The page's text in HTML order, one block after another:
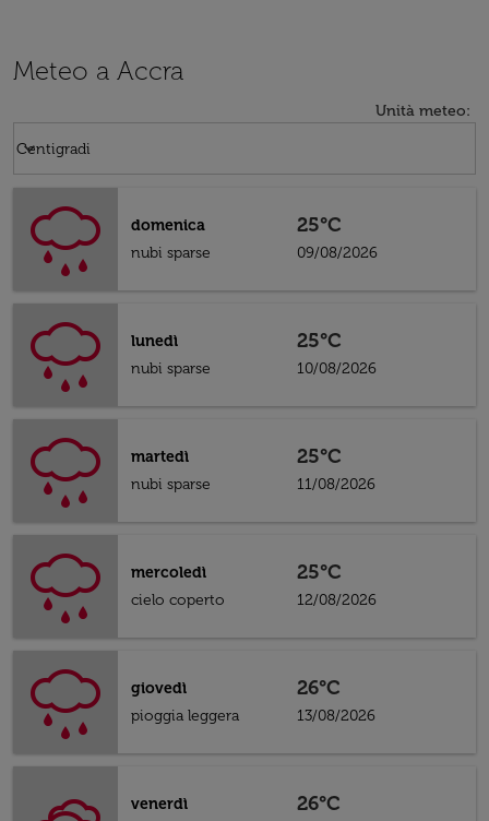
Meteo a Accra
Unità meteo:
Centigradi
keyboard_arrow_down
domenica
nubi sparse
25°C
09/08/2026
lunedì
nubi sparse
25°C
10/08/2026
martedì
nubi sparse
25°C
11/08/2026
mercoledì
cielo coperto
25°C
12/08/2026
giovedì
pioggia leggera
26°C
13/08/2026
venerdì
26°C